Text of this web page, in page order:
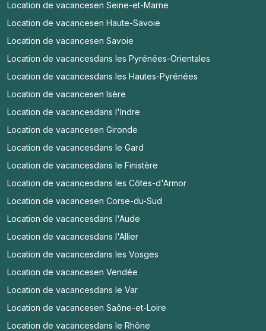
Location de vacancesen Seine-et-Marne
Location de vacancesen Haute-Savoie
Location de vacancesen Savoie
Location de vacancesdans les Pyrénées-Orientales
Location de vacancesdans les Hautes-Pyrénées
Location de vacancesen Isère
Location de vacancesdans l'Indre
Location de vacancesen Gironde
Location de vacancesdans le Gard
Location de vacancesdans le Finistère
Location de vacancesdans les Côtes-d'Armor
Location de vacancesen Corse-du-Sud
Location de vacancesdans l'Aude
Location de vacancesdans l'Allier
Location de vacancesdans les Vosges
Location de vacancesen Vendée
Location de vacancesdans le Var
Location de vacancesen Saône-et-Loire
Location de vacancesdans le Rhône